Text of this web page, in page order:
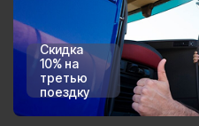
Скидка
10% на
третью
поездку